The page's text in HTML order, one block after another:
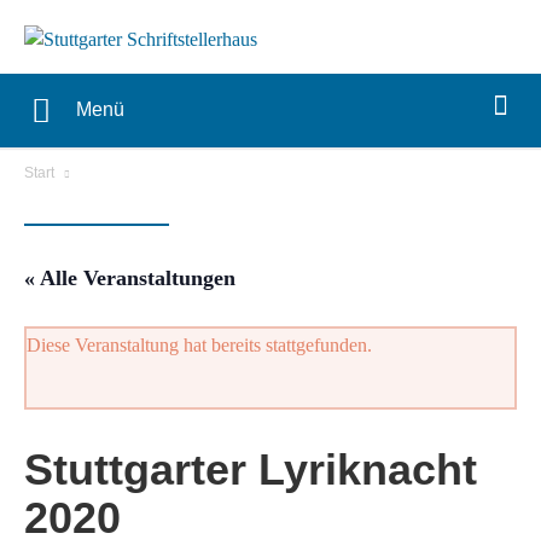
Menü
Start
« Alle Veranstaltungen
Diese Veranstaltung hat bereits stattgefunden.
Stuttgarter Lyriknacht
2020